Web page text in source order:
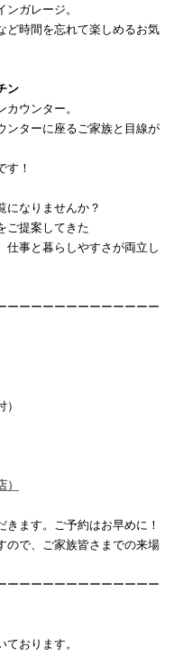
ガレージ。
ど時間を忘れて楽しめるお気
ン
ウンター。
ンターに座るご家族と目線が
す！
なりませんか？
ご提案してきた
仕事と暮らしやすさが両立し
ーーーーーーーーーーーーー
ます。ご予約はお早めに！
ので、ご家族皆さまでの来場
ーーーーーーーーーーーーー
ております。